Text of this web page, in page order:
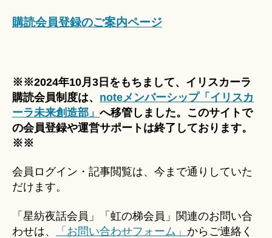
購読会員登録のご案内ページ
※※2024年10月3日をもちまして、イリスカーラ
購読会員制度は、 noteメンバーシップ「イリスカ
ーラ未来創造部」 へ移管しました。このサイトで
の会員登録や運営サポートは終了しております。
※※
会員ログイン・記事閲覧は、今まで通りしていた
だけます。
「星紡夜話会員」「虹の梯会員」関連のお問い合
わせは、
「お問い合わせフォーム」 からご連絡く